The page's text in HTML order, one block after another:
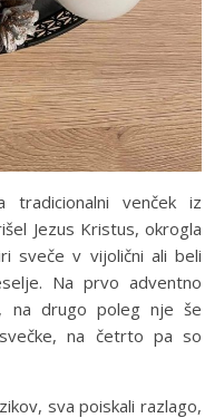
venček iz
Jezus Kristus, okrogla
sveče v vijolični ali beli
Na prvo adventno
na drugo poleg nje še
na četrto pa so
sva poiskali razlago,